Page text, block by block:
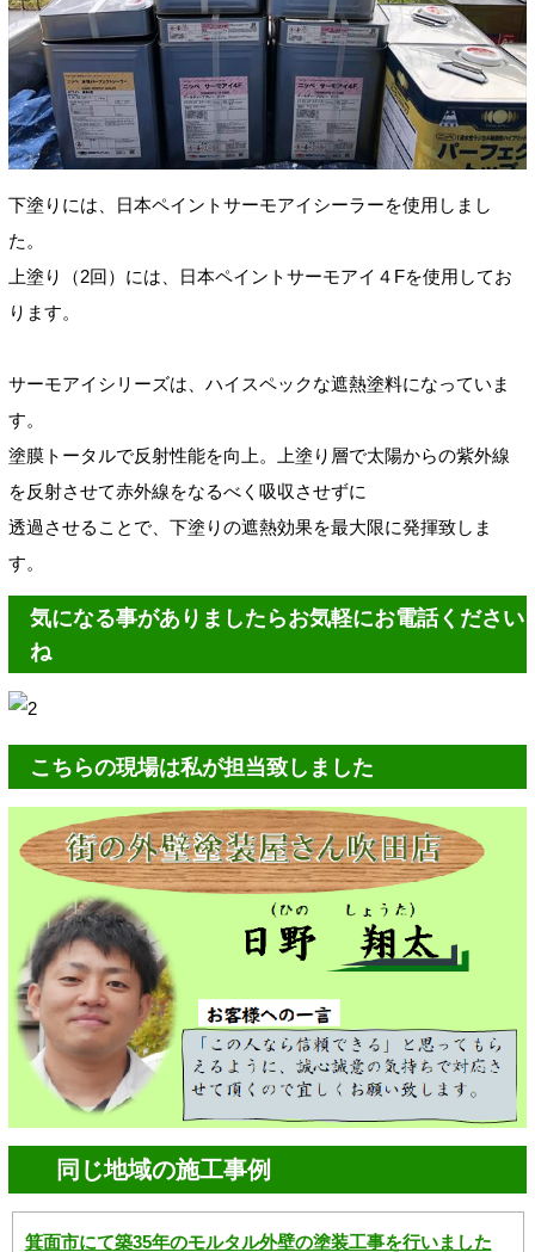
下塗りには、日本ペイントサーモアイシーラーを使用しまし
た。
上塗り（2回） には、日本ペイントサーモアイ４Fを使用してお
ります。
サーモアイシリーズは、ハイスペックな遮熱塗料になっていま
す。
塗膜トータルで反射性能を向上。上塗り層で太陽からの紫外線
を反射させて赤外線をなるべく吸収させずに
透過させることで、下塗りの遮熱効果を最大限に発揮致しま
す。
気になる事がありましたらお気軽にお電話ください
ね
こちらの現場は私が担当致しました
同じ地域の施工事例
箕面市にて築35年のモルタル外壁の塗装工事を行いました